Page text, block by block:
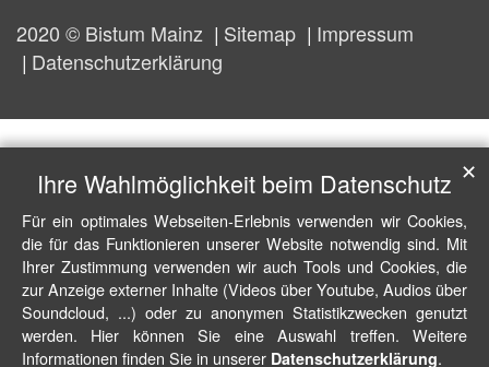
2020 © Bistum Mainz Sitemap
Impressum
Datenschutzerklärung
Ihre Wahlmöglichkeit beim Datenschutz
Für ein optimales Webseiten-Erlebnis verwenden wir Cookies,
die für das Funktionieren unserer Website notwendig sind. Mit
Ihrer Zustimmung verwenden wir auch Tools und Cookies, die
zur Anzeige externer Inhalte (Videos über Youtube, Audios über
Soundcloud, ...) oder zu anonymen Statistikzwecken genutzt
werden. Hier können Sie eine Auswahl treffen. Weitere
Informationen finden Sie in unserer Datenschutzerklärung.
✕